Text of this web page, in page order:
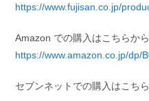
https://www.fujisan.co.jp/
Amazon での購入はこちらから
https://www.amazon.co.jp/dp/
セブンネットでの購入はこち